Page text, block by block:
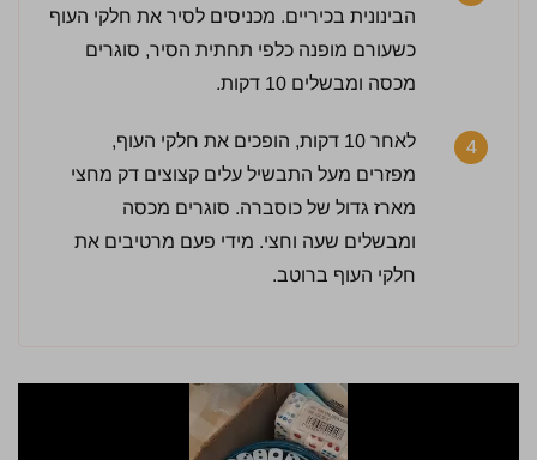
הבינונית בכיריים. מכניסים לסיר את חלקי העוף
כשעורם מופנה כלפי תחתית הסיר, סוגרים
מכסה ומבשלים 10 דקות.
4
לאחר 10 דקות, הופכים את חלקי העוף,
מפזרים מעל התבשיל עלים קצוצים דק מחצי
מארז גדול של כוסברה. סוגרים מכסה
ומבשלים שעה וחצי. מידי פעם מרטיבים את
חלקי העוף ברוטב.